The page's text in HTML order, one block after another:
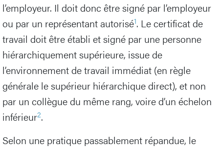
l’employeur. Il doit donc être signé par l’employeur
ou par un représentant autorisé1. Le certificat de
travail doit être établi et signé par une personne
hiérarchiquement supérieure, issue de
l’environnement de travail immédiat (en règle
générale le supérieur hiérarchique direct), et non
par un collègue du même rang, voire d’un échelon
inférieur2.
Selon une pratique passablement répandue, le